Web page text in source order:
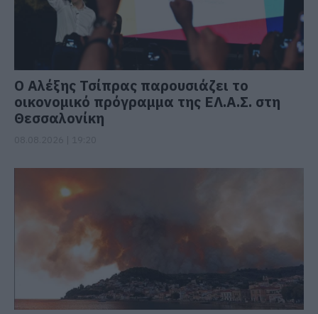
Ο Αλέξης Τσίπρας παρουσιάζει το
οικονομικό πρόγραμμα της ΕΛ.Α.Σ. στη
Θεσσαλονίκη